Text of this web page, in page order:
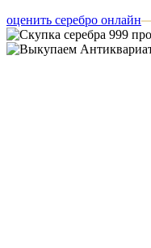
оценить серебро онлайн